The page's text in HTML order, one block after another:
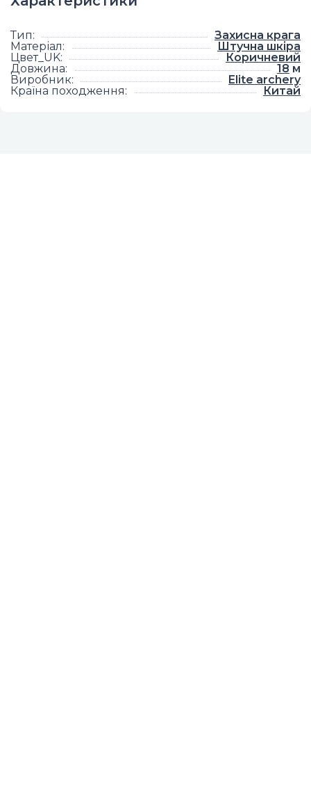
Тип:
Захисна крага
Матеріал:
Штучна шкіра
Цвет_UK:
Коричневий
Довжина: 18 м
Виробник:
Elite archery
Країна походження: Китай